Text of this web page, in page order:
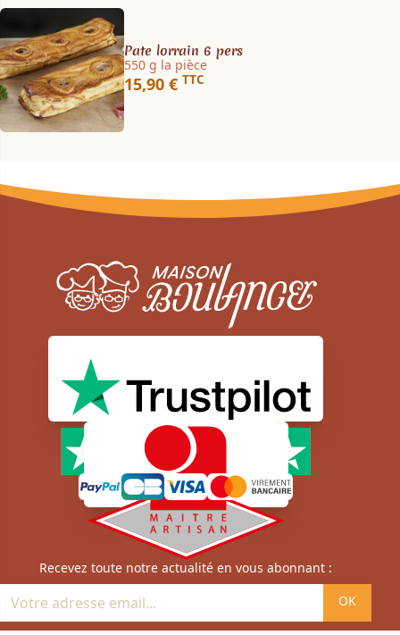
Pate lorrain 6 pers
550 g la pièce
15,90 € TTC
Moyens de paiement sécurisé
Newsletter
Recevez toute notre actualité en vous abonnant :
OK